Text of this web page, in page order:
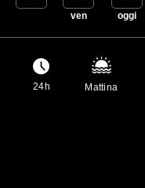
ven oggi
24h Mattina